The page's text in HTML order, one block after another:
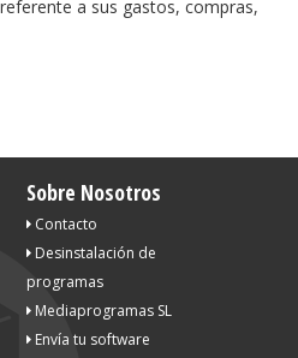
a sus gastos, compras,
Sobre Nosotros
Contacto
Desinstalación de
programas
Mediaprogramas SL
Envía tu software